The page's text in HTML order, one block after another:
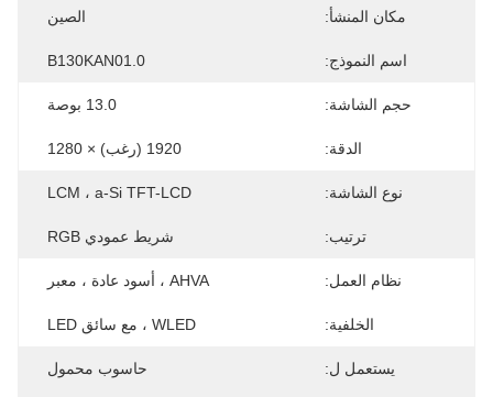
مكان المنشأ: الصين
اسم النموذج: B130KAN01.0
حجم الشاشة: 13.0 بوصة
الدقة: 1920 (رغب) × 1280
نوع الشاشة: LCM ، a-Si TFT-LCD
ترتيب: شريط عمودي RGB
نظام العمل: AHVA ، أسود عادة ، معبر
الخلفية: WLED ، مع سائق LED
يستعمل ل: حاسوب محمول